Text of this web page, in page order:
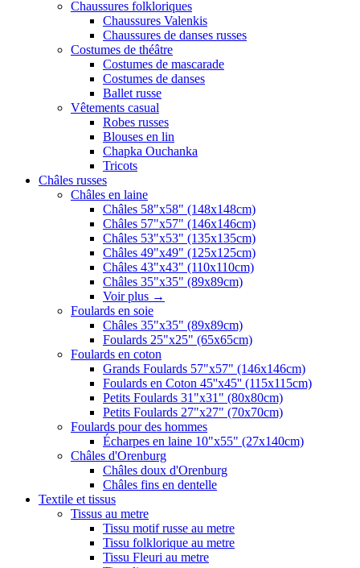
Chaussures folkloriques
Chaussures Valenkis
Chaussures de danses russes
Costumes de théâtre
Costumes de mascarade
Costumes de danses
Ballet russe
Vêtements casual
Robes russes
Blouses en lin
Chapka Ouchanka
Tricots
Châles russes
Châles en laine
Châles 58"x58" (148x148cm)
Châles 57"x57" (146x146cm)
Châles 53"x53" (135x135cm)
Châles 49"x49" (125x125cm)
Châles 43"x43" (110x110cm)
Châles 35"x35" (89x89cm)
Voir plus →
Foulards en soie
Châles 35"x35" (89x89cm)
Foulards 25"x25" (65x65cm)
Foulards en coton
Grands Foulards 57"x57" (146x146cm)
Foulards en Coton 45''x45'' (115x115cm)
Petits Foulards 31"x31" (80x80cm)
Petits Foulards 27"x27" (70x70cm)
Foulards pour des hommes
Écharpes en laine 10"x55" (27x140cm)
Châles d'Orenburg
Châles doux d'Orenburg
Châles fins en dentelle
Textile et tissus
Tissus au metre
Tissu motif russe au metre
Tissu folklorique au metre
Tissu Fleuri au metre